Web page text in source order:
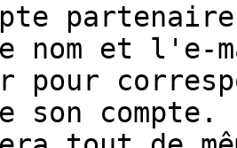
nom et l'e-
pour
son